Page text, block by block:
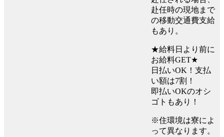
赴任時の現地まで
の移動交通費支給
もあり。
★給料日より前に
お給料GET★
日払いOK！支払
い額は7割！
即払いOKのオシ
ゴトもあり！
※住環境は寮によ
って異なります。